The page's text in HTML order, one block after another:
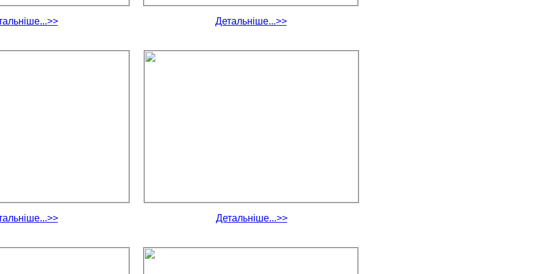
Детальніше...>>
Детальніше...>>